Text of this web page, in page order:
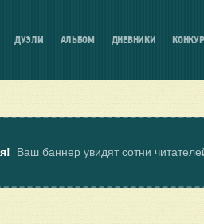
ДУЭЛИ АЛЬБОМ ДНЕВНИКИ
Ваш баннер увидят сотни